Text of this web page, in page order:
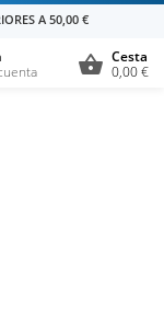
A 50,00 €
shopping_basket Cesta
0,00 €